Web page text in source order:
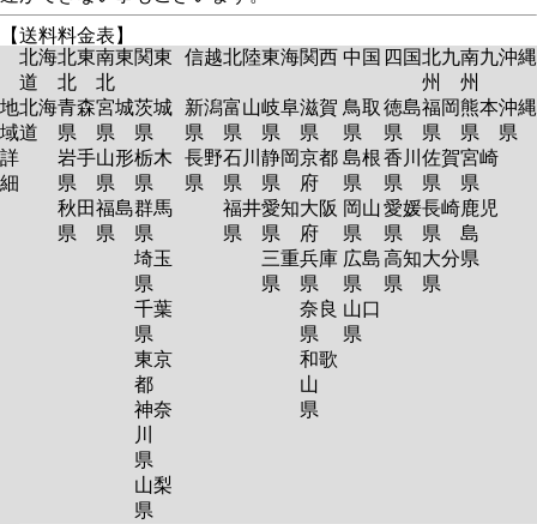
【送料料金表】
北海
道
北東
北
南東
北
関東 信越北陸東海関西 中国 四国北九
州
南九
州
沖縄
地
域
詳
細
北海
道
青森
県
岩手
県
秋田
県
宮城
県
山形
県
福島
県
茨城
県
栃木
県
群馬
県
埼玉
県
千葉
県
東京
都
神奈
川
県
山梨
県
新潟
県
長野
県
富山
県
石川
県
福井
県
岐阜
県
静岡
県
愛知
県
三重
県
滋賀
県
京都
府
大阪
府
兵庫
県
奈良
県
和歌
山
県
鳥取
県
島根
県
岡山
県
広島
県
山口
県
徳島
県
香川
県
愛媛
県
高知
県
福岡
県
佐賀
県
長崎
県
大分
県
熊本
県
宮崎
県
鹿児
島
県
沖縄
県